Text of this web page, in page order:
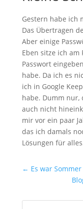
Gestern habe ich
Das Übertragen
Aber einige
Eben sitze ich am
Passwort
habe. Da ich es
ich in Google
habe. Dumm nur,
auch nicht
mir vor ein paar
das ich damals
Lösungen für
← Es war Sommer